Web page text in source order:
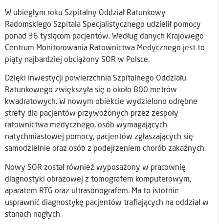
W ubiegłym roku Szpitalny Oddział Ratunkowy
Radomskiego Szpitala Specjalistycznego udzielił pomocy
ponad 36 tysiącom pacjentów. Według danych Krajowego
Centrum Monitorowania Ratownictwa Medycznego jest to
piąty najbardziej obciążony SOR w Polsce.
Dzięki inwestycji powierzchnia Szpitalnego Oddziału
Ratunkowego zwiększyła się o około 800 metrów
kwadratowych. W nowym obiekcie wydzielono odrębne
strefy dla pacjentów przywożonych przez zespoły
ratownictwa medycznego, osób wymagających
natychmiastowej pomocy, pacjentów zgłaszających się
samodzielnie oraz osób z podejrzeniem chorób zakaźnych.
Nowy SOR został również wyposażony w pracownię
diagnostyki obrazowej z tomografem komputerowym,
aparatem RTG oraz ultrasonografem. Ma to istotnie
usprawnić diagnostykę pacjentów trafiających na oddział w
stanach nagłych.